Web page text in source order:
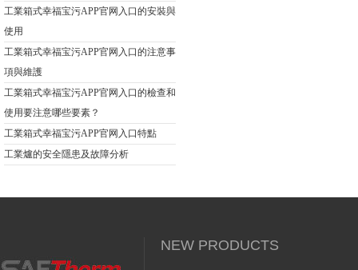
工業箱式幸福宝污APP官网入口的安裝與
使用
工業箱式幸福宝污APP官网入口的注意事
項與維護
工業箱式幸福宝污APP官网入口的檢查和
使用要注意哪些要素？
工業箱式幸福宝污APP官网入口特點
工業爐的安全隱患及故障分析
NEW PRODUCTS